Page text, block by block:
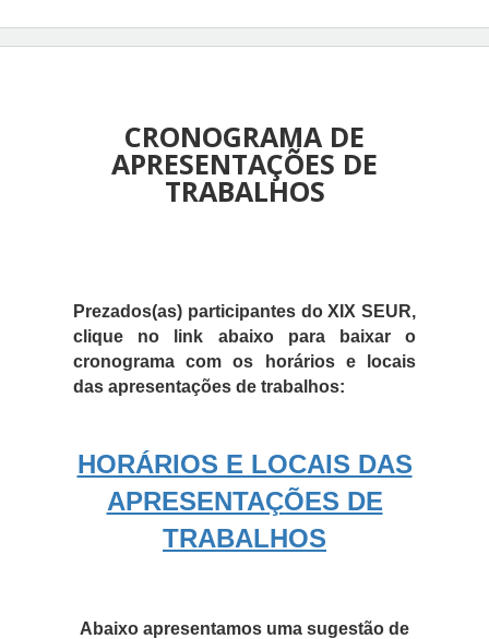
CRONOGRAMA DE
APRESENTAÇÕES DE
TRABALHOS
Prezados(as) participantes do XIX SEUR,
clique no link abaixo para baixar o
cronograma com os horários e locais
das apresentações de trabalhos:
HORÁRIOS E LOCAIS DAS
APRESENTAÇÕES DE
TRABALHOS
Abaixo apresentamos uma sugestão de